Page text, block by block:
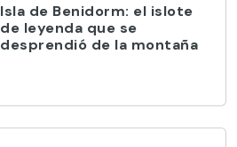
Isla de Benidorm: el islote
de leyenda que se
desprendió de la montaña